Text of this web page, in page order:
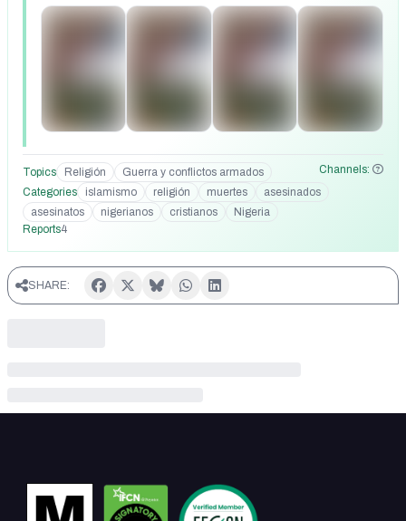
cristianos*. *Esto sí que es un genocidio.* ¡Atención!
Topics Religión Guerra y conflictos armados
Channels:
Categories
islamismo religión muertes
asesinados
asesinatos
nigerianos cristianos
Nigeria
Reports4
SHARE: